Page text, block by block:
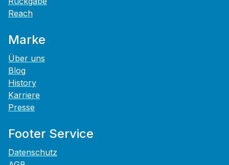
Reach
Marke
Über uns
Blog
History
Karriere
Presse
Footer Service
Datenschutz